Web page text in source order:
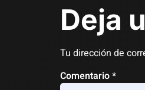
Deja
Tu dirección de
Comentario*